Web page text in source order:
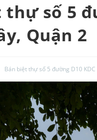
số 5
Quận 2
Bán biệt thự số 5 đường D10